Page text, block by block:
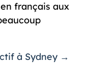
français aux
à Sydney →